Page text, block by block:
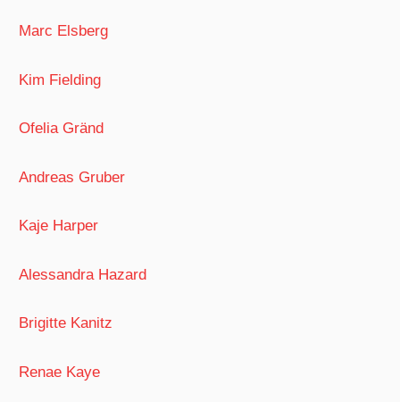
Marc Elsberg
Kim Fielding
Ofelia Gränd
Andreas Gruber
Kaje Harper
Alessandra Hazard
Brigitte Kanitz
Renae Kaye